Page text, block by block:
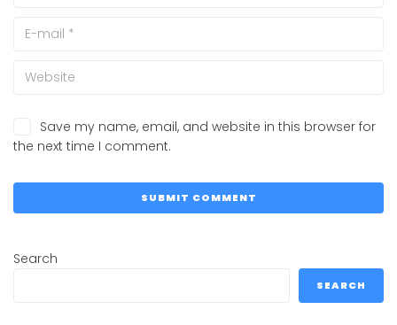
Save my name, email, and website in this browser for
the next time I comment.
Search
SEARCH